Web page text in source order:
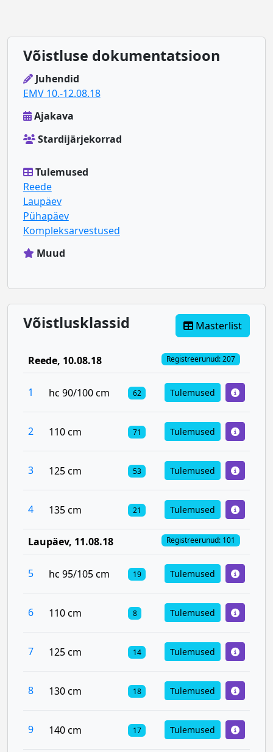
Võistluse dokumentatsioon
Juhendid
EMV 10.-12.08.18
Ajakava
Stardijärjekorrad
Tulemused
Reede
Laupäev
Pühapäev
Kompleksarvestused
Muud
Võistlusklassid Masterlist
Reede, 10.08.18 Registreerunud: 207
1 hc 90/100 cm 62 Tulemused
2 110 cm 71 Tulemused
3 125 cm 53 Tulemused
4 135 cm 21 Tulemused
Laupäev, 11.08.18 Registreerunud: 101
5 hc 95/105 cm 19 Tulemused
6 110 cm 8 Tulemused
7 125 cm 14 Tulemused
8 130 cm 18 Tulemused
9 140 cm 17 Tulemused